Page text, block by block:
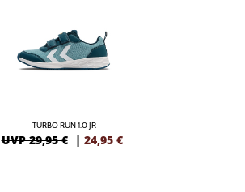
TURBO RUN 1.0 JR
UVP 29,95 € | 24,95 €